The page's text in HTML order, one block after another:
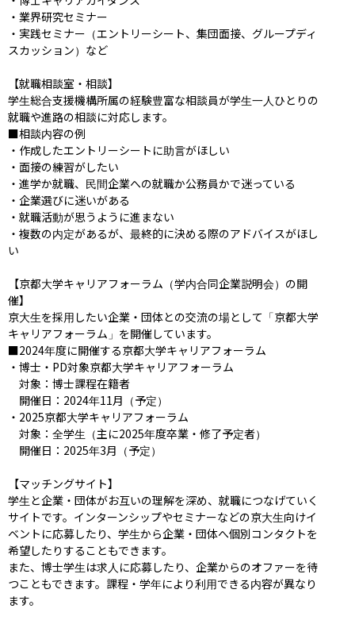
・業界研究セミナー
・実践セミナー（エントリーシート、集団面接、グループディ
スカッション）など
【就職相談室・相談】
学生総合支援機構所属の経験豊富な相談員が学生一人ひとりの
就職や進路の相談に対応します。
■相談内容の例
・作成したエントリーシートに助言がほしい
・面接の練習がしたい
・進学か就職、民間企業への就職か公務員かで迷っている
・企業選びに迷いがある
・就職活動が思うように進まない
・複数の内定があるが、最終的に決める際のアドバイスがほし
い
【京都大学キャリアフォーラム（学内合同企業説明会）の開
催】
京大生を採用したい企業・団体との交流の場として「京都大学
キャリアフォーラム」を開催しています。
■2024年度に開催する京都大学キャリアフォーラム
・博士・PD対象京都大学キャリアフォーラム
対象：博士課程在籍者
開催日：2024年11月（予定）
・2025京都大学キャリアフォーラム
対象：全学生（主に2025年度卒業・修了予定者）
開催日：2025年3月（予定）
【マッチングサイト】
学生と企業・団体がお互いの理解を深め、就職につなげていく
サイトです。インターンシップやセミナーなどの京大生向けイ
ベントに応募したり、学生から企業・団体へ個別コンタクトを
希望したりすることもできます。
また、博士学生は求人に応募したり、企業からのオファーを待
つこともできます。課程・学年により利用できる内容が異なり
ます。